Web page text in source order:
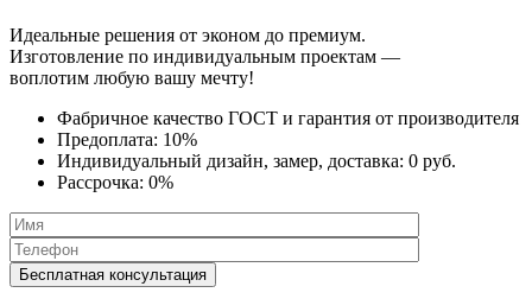
Идеальные решения от эконом до премиум.
Изготовление по индивидуальным проектам —
воплотим любую вашу мечту!
Фабричное качество ГОСТ и гарантия от производителя
Предоплата: 10%
Индивидуальный дизайн, замер, доставка: 0 руб.
Рассрочка: 0%